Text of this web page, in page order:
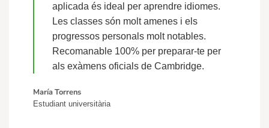
aplicada és ideal per aprendre idiomes.
Les classes són molt amenes i els
progressos personals molt notables.
Recomanable 100% per preparar-te per
als exàmens oficials de Cambridge.
María Torrens
Estudiant universitària